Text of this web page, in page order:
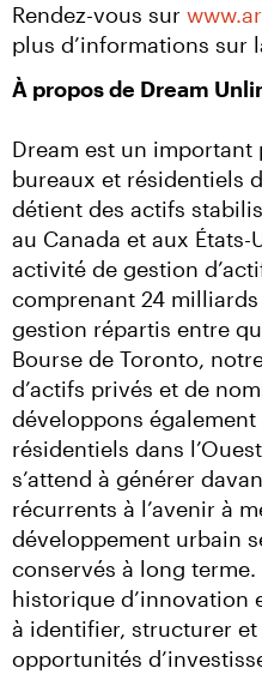
Rendez-vous sur
plus d’informations sur
À propos de Dream
Dream est un important
bureaux et résidentiels
détient des actifs
au Canada et aux États-
activité de gestion
comprenant 24
gestion répartis entre
Bourse de Toronto,
d’actifs privés et de
développons
résidentiels dans
s’attend à générer
récurrents à l’avenir à
développement urbain
conservés à long
historique d’innovation
à identifier, structurer et
opportunités